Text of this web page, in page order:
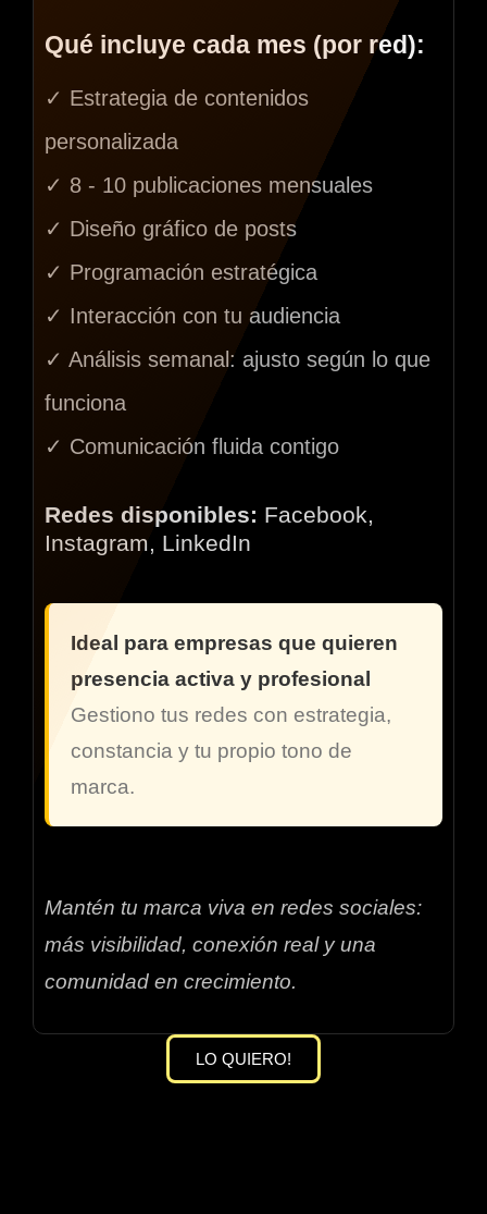
Qué incluye cada mes (por red):
✓ Estrategia de contenidos
personalizada
✓ 8 - 10 publicaciones mensuales
✓ Diseño gráfico de posts
✓ Programación estratégica
✓ Interacción con tu audiencia
✓ Análisis semanal: ajusto según lo que
funciona
✓ Comunicación fluida contigo
Redes disponibles: Facebook,
Instagram, LinkedIn
Ideal para empresas que quieren
presencia activa y profesional
Gestiono tus redes con estrategia,
constancia y tu propio tono de
marca.
Mantén tu marca viva en redes sociales:
más visibilidad, conexión real y una
comunidad en crecimiento.
LO QUIERO!